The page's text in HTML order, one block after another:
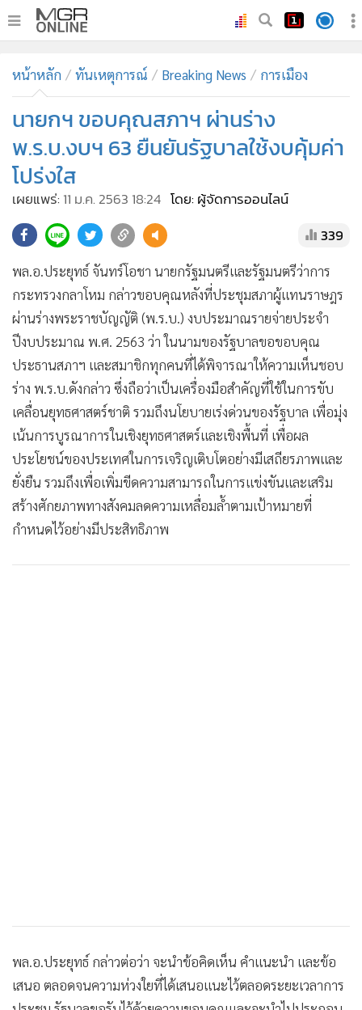
ทันเหตุการณ์
• ภาคใต้
•
Online Section
• บันเทิง
• คอลัมนิสต์
ละคร
CbizReview
• Cyber BIZ
• ผู้จัดกวน
• Good health & Well-being
• Green Innovation & SD
• Management & HR
• MGR Live
• Infographic
• การเมือง
• ท่องเที่ยว
• กีฬา
• ต่างประเทศ
• News1
• Gotomanager
หน้าหลัก ทันเหตุการณ์ Breaking News การเมือง
นายกฯ ขอบคุณสภาฯ ผ่านร่าง
พ.ร.บ.งบฯ 63 ยืนยันรัฐบาลใช้งบคุ้มค่า
โปร่งใส
เผยแพร่: 11 ม.ค. 2563 18:24 โดย: ผู้จัดการออนไลน์
339
พล.อ.ประยุทธ์ จันทร์โอชา นายกรัฐมนตรีและรัฐมนตรีว่าการ
กระทรวงกลาโหม กล่าวขอบคุณหลังที่ประชุมสภาผู้แทนราษฎร
ผ่านร่างพระราชบัญญัติ (พ.ร.บ.) งบประมาณรายจ่ายประจำ
ปีงบประมาณ พ.ศ. 2563 ว่า ในนามของรัฐบาลขอขอบคุณ
ประธานสภาฯ และสมาชิกทุกคนที่ได้พิจารณาให้ความเห็นชอบ
ร่าง พ.ร.บ.ดังกล่าว ซึ่งถือว่าเป็นเครื่องมือสำคัญที่ใช้ในการขับ
เคลื่อนยุทธศาสตร์ชาติ รวมถึงนโยบายเร่งด่วนของรัฐบาล เพื่อมุ่ง
เน้นการบูรณาการในเชิงยุทธศาสตร์และเชิงพื้นที่ เพื่อผล
ประโยชน์ของประเทศในการเจริญเติบโตอย่างมีเสถียรภาพและ
ยั่งยืน รวมถึงเพื่อเพิ่มขีดความสามารถในการแข่งขันและเสริม
สร้างศักยภาพทางสังคมลดความเหลื่อมล้ำตามเป้าหมายที่
กำหนดไว้อย่างมีประสิทธิภาพ
พล.อ.ประยุทธ์ กล่าวต่อว่า จะนำข้อคิดเห็น คำแนะนำ และข้อ
เสนอ ตลอดจนความห่วงใยที่ได้เสนอแนะไว้ตลอดระยะเวลาการ